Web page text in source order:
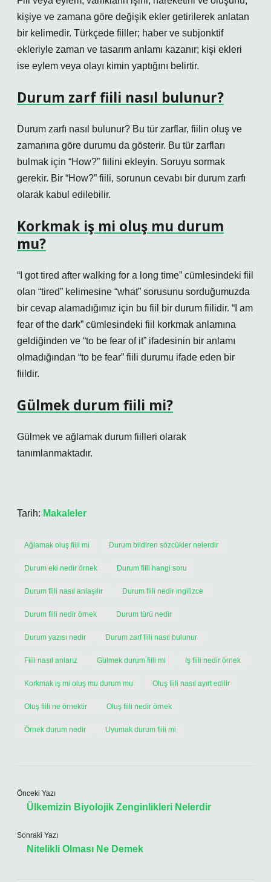
kişiye ve zamana göre değişik ekler getirilerek anlatan
bir kelimedir. Türkçede fiiller; haber ve subjonktif
ekleriyle zaman ve tasarım anlamı kazanır; kişi ekleri
ise eylem veya olayı kimin yaptığını belirtir.
Durum zarf fiili nasıl bulunur?
Durum zarfı nasıl bulunur? Bu tür zarflar, fiilin oluş ve
zamanına göre durumu da gösterir. Bu tür zarfları
bulmak için “How?” fiilini ekleyin. Soruyu sormak
gerekir. Bir “How?” fiili, sorunun cevabı bir durum zarfı
olarak kabul edilebilir.
Korkmak iş mi oluş mu durum
mu?
“I got tired after walking for a long time” cümlesindeki fiil
olan “tired” kelimesine “what” sorusunu sorduğumuzda
bir cevap alamadığımız için bu fiil bir durum fiilidir. “I am
fear of the dark” cümlesindeki fiil korkmak anlamına
geldiğinden ve “to be fear of it” ifadesinin bir anlamı
olmadığından “to be fear” fiili durumu ifade eden bir
fiildir.
Gülmek durum fiili mi?
Gülmek ve ağlamak durum fiilleri olarak
tanımlanmaktadır.
Tarih: Makaleler
Ağlamak oluş fiili mi Durum bildiren sözcükler nelerdir
Durum eki nedir örnek Durum fiili hangi soru
Durum fiili nasıl anlaşılır Durum fiili nedir ingilizce
Durum fiili nedir örnek Durum türü nedir
Durum yazısı nedir Durum zarf fiili nasıl bulunur
Fiili nasıl anlarız Gülmek durum fiili mi İş fiili nedir örnek
Korkmak iş mi oluş mu durum mu Oluş fiili nasıl ayırt edilir
Oluş fiili ne örnektir Oluş fiili nedir örnek
Örnek durum nedir Uyumak durum fiili mi
Önceki Yazı
Ülkemizin Biyolojik Zenginlikleri Nelerdir
Sonraki Yazı
Nitelikli Olması Ne Demek